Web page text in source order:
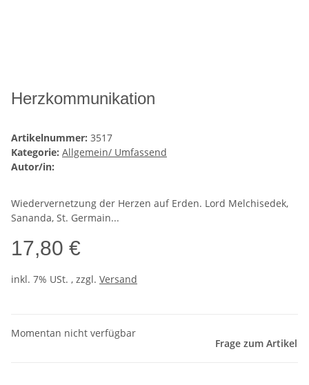
Herzkommunikation
Artikelnummer: 3517
Kategorie: Allgemein/ Umfassend
Autor/in:
Wiedervernetzung der Herzen auf Erden. Lord Melchisedek,
Sananda, St. Germain...
17,80 €
inkl. 7% USt. , zzgl. Versand
Momentan nicht verfügbar
Frage zum Artikel